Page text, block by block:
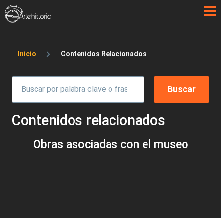
Pasar al contenido principal
Sobrescribir enlaces de ayuda a la
Inicio Contenidos Relacionados
Contenidos relacionados
Obras asociadas con el museo